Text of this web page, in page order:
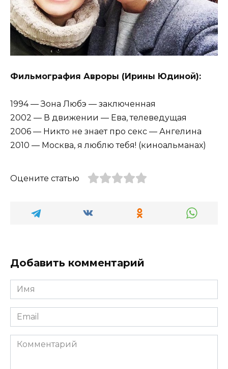
Фильмография Авроры (Ирины Юдиной):
1994 — Зона Любэ — заключенная
2002 — В движении — Ева, телеведущая
2006 — Никто не знает про секс — Ангелина
2010 — Москва, я люблю тебя! (киноальманах)
Оцените статью
Добавить комментарий
Имя
*
Email
*
Комментарий